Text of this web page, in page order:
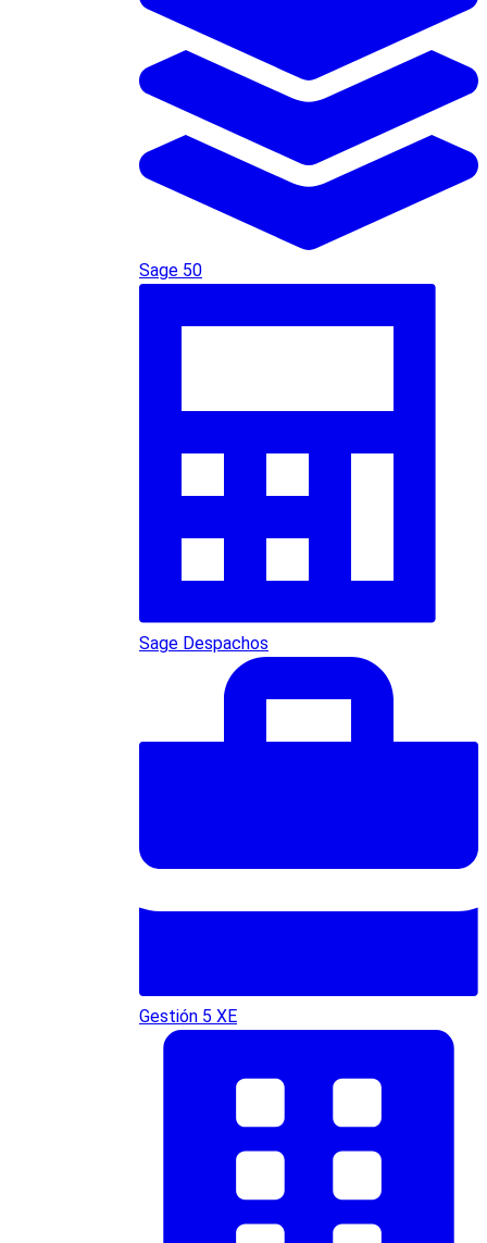
Sage 50
Sage Despachos
Gestión 5 XE